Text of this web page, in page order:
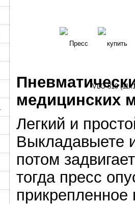
медицинских
Легкий и
Выкладавыете
потом
тогда пресс